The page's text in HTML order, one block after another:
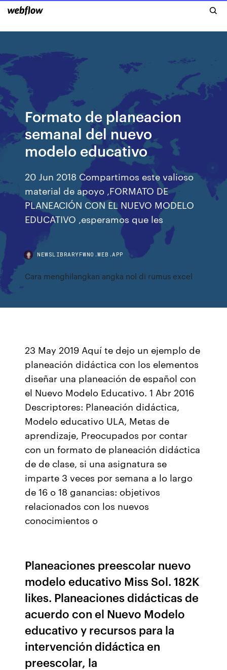
Formato de planeacion
semanal del nuevo
modelo educativo
20 Jun 2018 Compartimos este valioso
material de apoyo ,FORMATO DE
PLANEACIÓN CON EL NUEVO MODELO
EDUCATIVO ,esperamos que les
NEWSLIBRARYFWNO.WEB.APP
Cara menghilangkan angka nol di rumus excel
23 May 2019 Aquí te dejo un ejemplo de
planeación didáctica con los elementos
diseñar una planeación de español con
el Nuevo Modelo Educativo. 1 Abr 2016
Descriptores: Planeación didáctica,
Modelo educativo ULA, Metas de
aprendizaje, Preocupados por contar
con un formato de planeación didáctica
de de clase, si una asignatura se
imparte 3 veces por semana a lo largo
de 16 o 18 ganancias: objetivos
relacionados con los nuevos
conocimientos o
Planeaciones preescolar nuevo
modelo educativo Miss Sol. 182K
likes. Planeaciones didácticas de
acuerdo con el Nuevo Modelo
educativo y recursos para la
intervención didáctica en
preescolar, la